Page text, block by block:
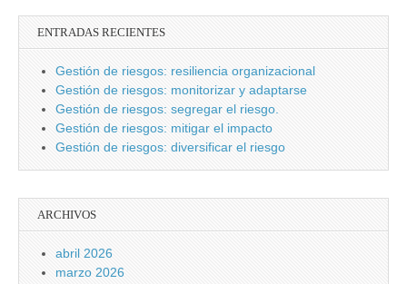
ENTRADAS RECIENTES
Gestión de riesgos: resiliencia organizacional
Gestión de riesgos: monitorizar y adaptarse
Gestión de riesgos: segregar el riesgo.
Gestión de riesgos: mitigar el impacto
Gestión de riesgos: diversificar el riesgo
ARCHIVOS
abril 2026
marzo 2026